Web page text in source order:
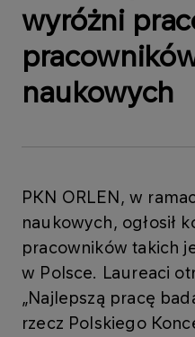
wyróżni
naukowych
PKN ORLEN, w
naukowych, ogłosił
pracowników takich
w Polsce. Laureaci
„Najlepszą pracę
rzecz Polskiego